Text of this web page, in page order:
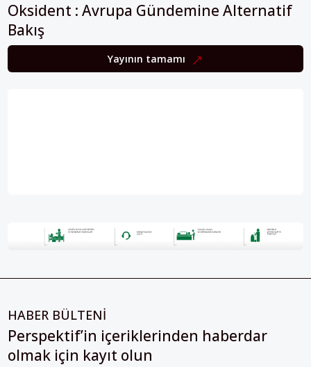
Oksident : Avrupa Gündemine Alternatif
Bakış
Yayının tamamı
HABER BÜLTENİ
Perspektif’in içeriklerinden haberdar
olmak için kayıt olun